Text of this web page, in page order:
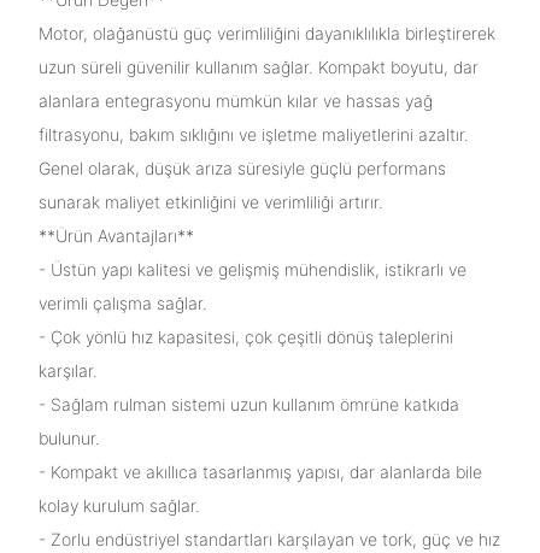
Motor, olağanüstü güç verimliliğini dayanıklılıkla birleştirerek
uzun süreli güvenilir kullanım sağlar. Kompakt boyutu, dar
alanlara entegrasyonu mümkün kılar ve hassas yağ
filtrasyonu, bakım sıklığını ve işletme maliyetlerini azaltır.
Genel olarak, düşük arıza süresiyle güçlü performans
sunarak maliyet etkinliğini ve verimliliği artırır.
**Ürün Avantajları**
- Üstün yapı kalitesi ve gelişmiş mühendislik, istikrarlı ve
verimli çalışma sağlar.
- Çok yönlü hız kapasitesi, çok çeşitli dönüş taleplerini
karşılar.
- Sağlam rulman sistemi uzun kullanım ömrüne katkıda
bulunur.
- Kompakt ve akıllıca tasarlanmış yapısı, dar alanlarda bile
kolay kurulum sağlar.
- Zorlu endüstriyel standartları karşılayan ve tork, güç ve hız